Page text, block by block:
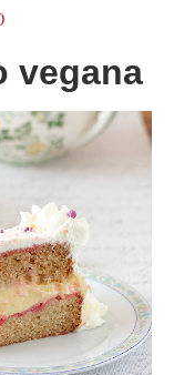
vegana